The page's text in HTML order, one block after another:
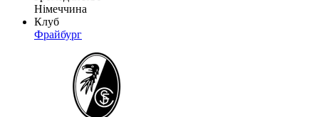
Німеччина
Клуб
Фрайбург